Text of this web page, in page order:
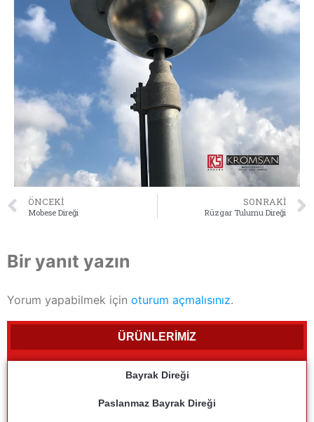
ÖNCEKI
Mobese Direği
SONRAKI
Rüzgar Tulumu Direği
Bir yanıt yazın
Yorum yapabilmek için oturum açmalısınız.
ÜRÜNLERİMİZ
Bayrak Direği
Paslanmaz Bayrak Direği